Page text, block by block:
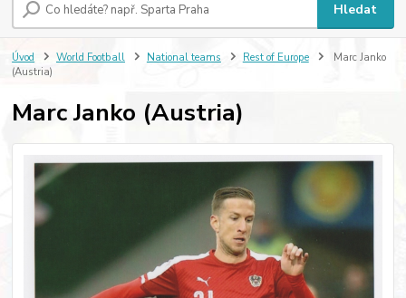
Hledat
Úvod World Football National teams Rest of Europe
Marc Janko
(Austria)
Marc Janko (Austria)